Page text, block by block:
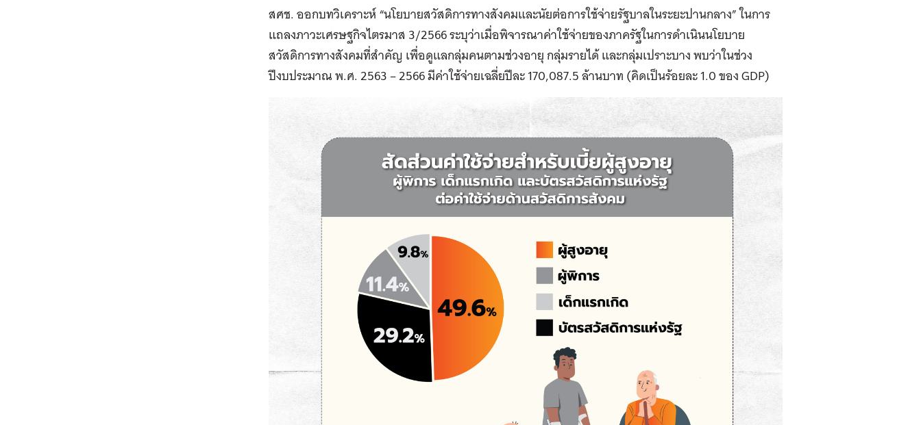
สศช. ออกบทวิเคราะห์ “นโยบายสวัสดิการทางสังคมและนัยต่อการใช้จ่ายรัฐบาลในระยะปานกลาง” ในการ
แถลงภาวะเศรษฐกิจไตรมาส 3/2566 ระบุว่าเมื่อพิจารณาค่าใช้จ่ายของภาครัฐในการดำเนินนโยบาย
สวัสดิการทางสังคมที่สำคัญ เพื่อดูแลกลุ่มคนตามช่วงอายุ กลุ่มรายได้ และกลุ่มเปราะบาง พบว่าในช่วง
ปีงบประมาณ พ.ศ. 2563 – 2566 มีค่าใช้จ่ายเฉลี่ยปีละ 170,087.5 ล้านบาท (คิดเป็นร้อยละ 1.0 ของ GDP)